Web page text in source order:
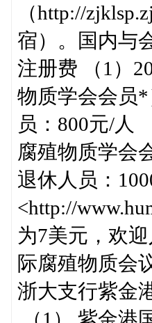
（http://
宿）。国内与
注册费 （1）
物质学会会员
员：800元/人
腐殖物质学会
退休人员：
<http://
为7美元，欢
际腐殖物质会
浙大支行紫